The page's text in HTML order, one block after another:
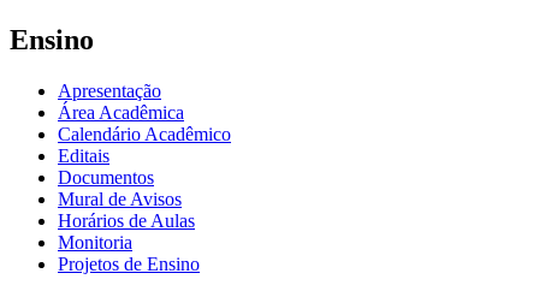
Ensino
Apresentação
Área Acadêmica
Calendário Acadêmico
Editais
Documentos
Mural de Avisos
Horários de Aulas
Monitoria
Projetos de Ensino